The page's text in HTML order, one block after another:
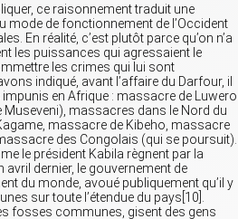
ce raisonnement traduit une
de fonctionnement de l’Occident
En réalité, c’est plutôt parce qu’on n’a
les puissances qui agressaient le
les crimes qui lui sont
indiqué, avant l’affaire du Darfour, il
en Afrique : massacre de Luwero
massacres dans le Nord du
massacre de Kibeho, massacre
des Congolais (qui se poursuit).
le président Kabila règnent par la
dernier, le gouvernement de
du monde, avoué publiquement qu’il y
sur toute l’étendue du pays[10].
fosses communes, gisent des gens